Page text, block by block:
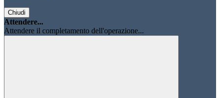
Chiudi
Attendere...
Attendere il completamento dell'operazione...